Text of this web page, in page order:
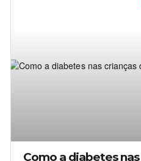
Como a diabetes